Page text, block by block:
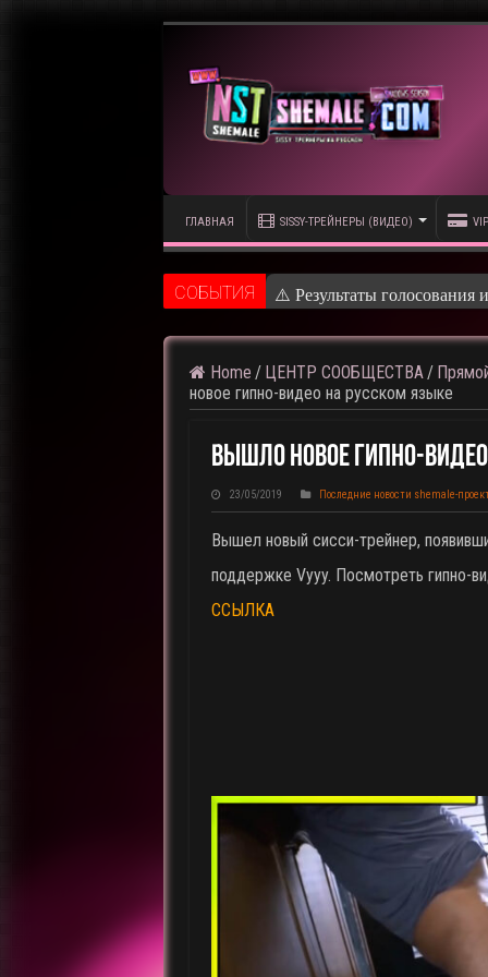
ГЛАВНАЯ SISSY-ТРЕЙНЕРЫ (ВИДЕО)
CОБЫТИЯ ⚠️ Результаты голосования
Home / ЦЕНТР СООБЩЕСТВА /
новое гипно-видео на русском языке
Вышло Новое Гипно-
23/05/2019 Последние новости shemale-
Вышел новый сисси-трейнер,
поддержке Vyyy. Посмотреть гипно-
ССЫЛКА